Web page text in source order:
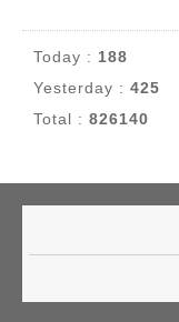
Today : 188
Yesterday : 425
Total : 826140